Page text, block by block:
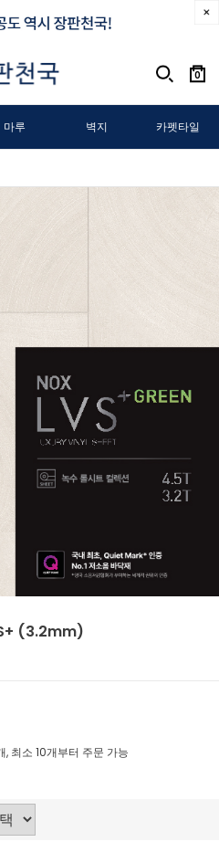
0
마루 벽지 카펫타일
(3.2mm)
, 최소 10개부터 주문 가능